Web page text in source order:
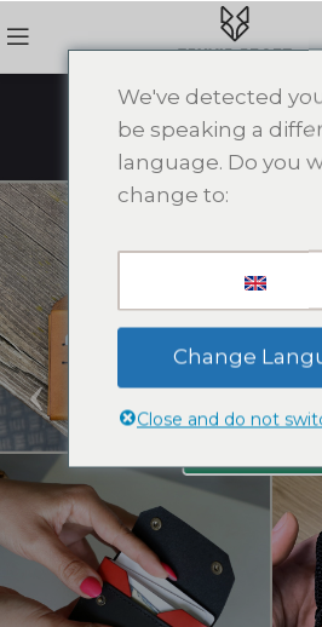
We've detected
be speaking a
language. Do you
change to:
Change
Close and do not